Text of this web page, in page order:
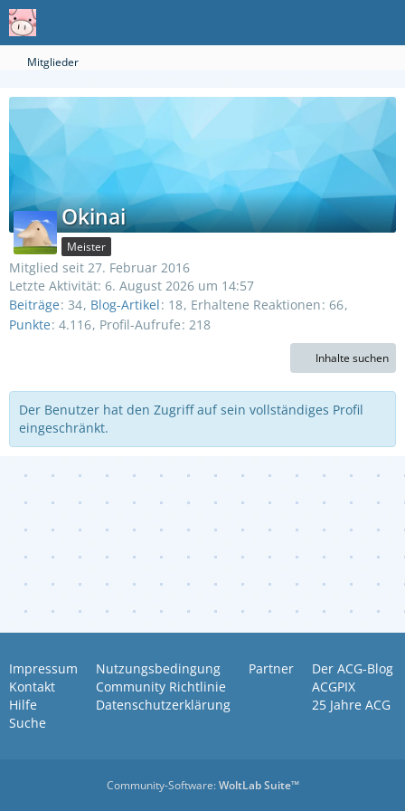
Mitglieder
Okinai
Meister
Mitglied seit 27. Februar 2016
Letzte Aktivität: 6. August 2026 um 14:57
Beiträge 34 Blog-Artikel 18 Erhaltene Reaktionen 66
Punkte 4.116 Profil-Aufrufe 218
Inhalte suchen
Der Benutzer hat den Zugriff auf sein vollständiges Profil
eingeschränkt.
Impressum
Kontakt
Hilfe
Suche
Nutzungsbedingung
Community Richtlinie
Datenschutzerklärung
Partner
Der ACG-Blog
ACGPIX
25 Jahre ACG
Community-Software:WoltLab Suite™